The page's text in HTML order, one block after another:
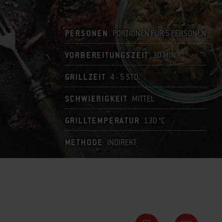
PERSONEN PORTIONEN FÜR 5 PERSONEN
VORBEREITUNGSZEIT 30 MIN.
GRILLZEIT 4 - 5 STD.
SCHWIERIGKEIT MITTEL
GRILLTEMPERATUR 130 °C
METHODE INDIREKT